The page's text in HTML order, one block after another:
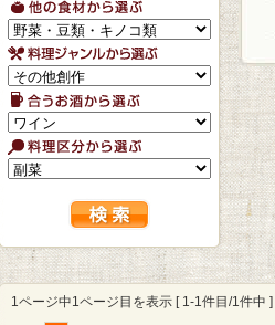
1ページ中1ページ目を表示 [ 1-1件目/1件中 ]